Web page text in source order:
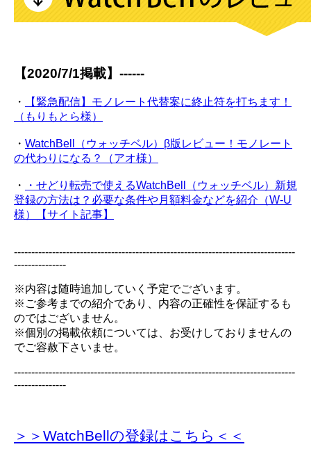
【2020/7/1掲載】------
・
【緊急配信】モノレート代替案に終止符を打ちます！
（もりもとら様）
・ WatchBell（ウォッチベル）β版レビュー！モノレート
の代わりになる？（アオ様）
・
・せどり転売で使えるWatchBell（ウォッチベル）新規
登録の方法は？必要な条件や月額料金などを紹介（W-U
様）【サイト記事】
---------------------------------------------------------------------------------
---------------
※内容は随時追加していく予定でございます。
※ご参考までの紹介であり、内容の正確性を保証するも
のではございません。
※個別の掲載依頼については、お受けしておりませんの
でご容赦下さいませ。
---------------------------------------------------------------------------------
---------------
＞＞WatchBellの登録はこちら＜＜